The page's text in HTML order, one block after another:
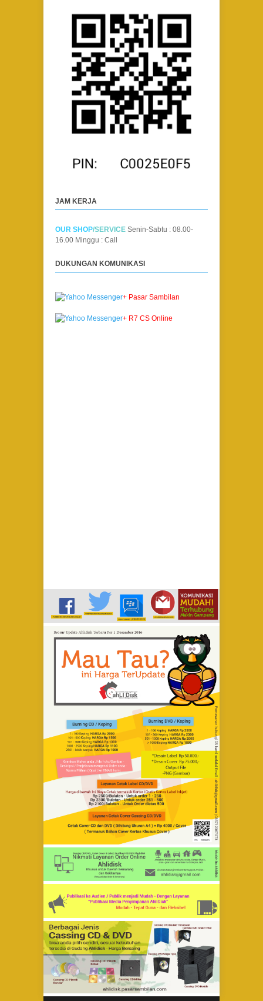
JAM KERJA
OUR SHOP/SERVICE Senin-Sabtu : 08.00-
16.00 Minggu : Call
DUKUNGAN KOMUNIKASI
+ Pasar Sambilan
+ R7 CS Online